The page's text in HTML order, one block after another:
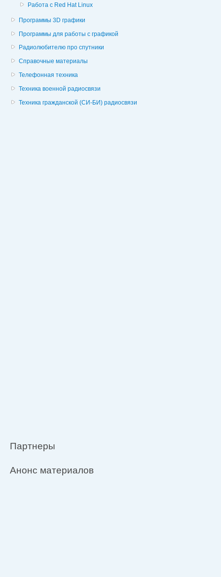
Работа с Red Hat Linux
Программы 3D графики
Программы для работы с графикой
Радиолюбителю про спутники
Справочные материалы
Телефонная техника
Техника военной радиосвязи
Техника гражданской (СИ-БИ) радиосвязи
Партнеры
Анонс материалов